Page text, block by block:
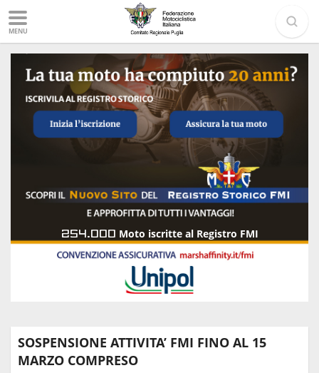
MENU
254.000 Moto iscritte al Registro FMI
SOSPENSIONE ATTIVITA’ FMI FINO AL 15
MARZO COMPRESO